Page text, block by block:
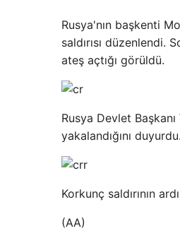
Rusya'nın başkenti
saldırısı düzenlendi.
ateş açtığı görüldü.
Rusya Devlet
yakalandığını
Korkunç saldırının
(AA)